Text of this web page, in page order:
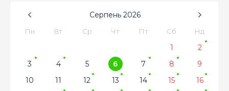
Серпень 2026
Пн Вт Ср Чт Пт Сб Нд
1
2
3
4 5 6 7 8
9
10
11 12 13 14 15
16